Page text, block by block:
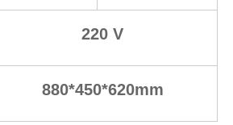
220 V
880*450*620mm